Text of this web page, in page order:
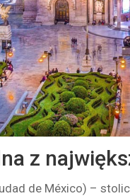
z
de México) –